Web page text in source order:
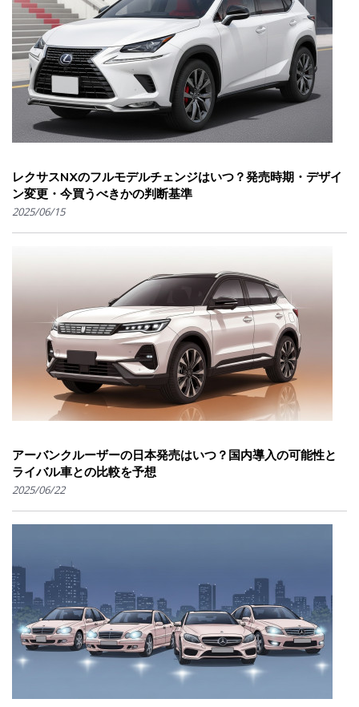
レクサスNXのフルモデルチェンジはいつ？発売時期・デザイ
ン変更・今買うべきかの判断基準
2025/06/15
アーバンクルーザーの日本発売はいつ？国内導入の可能性と
ライバル車との比較を予想
2025/06/22